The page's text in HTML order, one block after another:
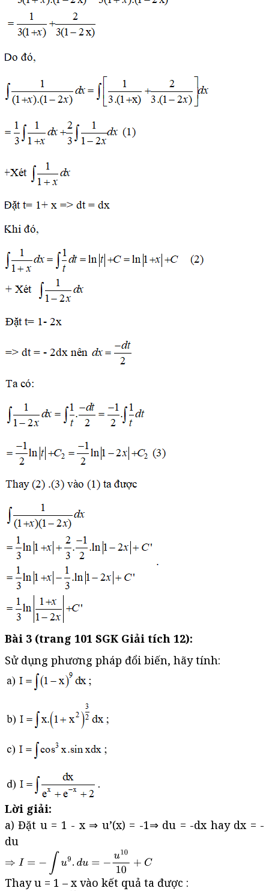
Bài 3 (trang 101 SGK Giải tích 12):
Sử dụng phương pháp đổi biến, hãy tính:
Lời giải:
a) Đặt u = 1 - x ⇒ u’(x) = -1⇒ du = -dx hay dx = -
du
Thay u = 1 – x vào kết quả ta được :